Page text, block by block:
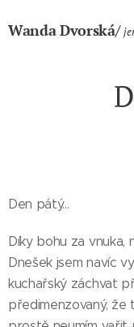
Wanda Dvorská/
Den pátý...
Díky bohu za vnuka,
Dnešek jsem navíc
kuchařský záchvat
předimenzovaný, že